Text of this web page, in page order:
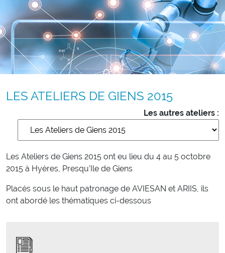
LES ATELIERS DE GIENS 2015
Les autres ateliers :
Les Ateliers de Giens 2015 ont eu lieu du 4 au 5 octobre
2015 à Hyères, Presqu’Ile de Giens
Placés sous le haut patronage de AVIESAN et ARIIS, ils
ont abordé les thématiques ci-dessous